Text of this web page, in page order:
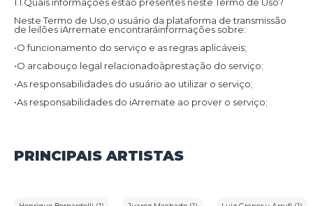
Neste Termo de Uso,o usuário da plataforma de transmissão
de leilões iArremate encontraráinformações sobre:
•O funcionamento do serviço e as regras aplicáveis;
•O arcabouço legal relacionadoàprestação do serviço;
•As responsabilidades do usuário ao utilizar o serviço;
•As responsabilidades do iArremate ao prover o serviço;
deste Termo de Uso tenham sido violadas.
são coletados,o compartilhamento de dados com terceiros e
PRINCIPAIS ARTISTAS